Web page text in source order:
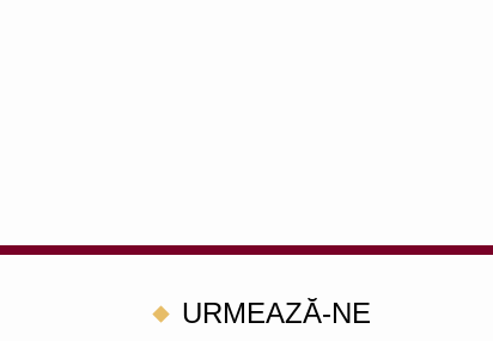
URMEAZĂ-NE